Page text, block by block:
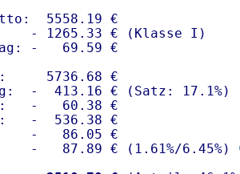
5558.19 €
- 1265.33 € (Klasse I)
-   69.59 €
5736.68 €
-  413.16 € (Satz: 17.1%)
-   60.38 €
-  536.38 €
-   86.05 €
-   87.89 € ( 1.61%/6.45%)